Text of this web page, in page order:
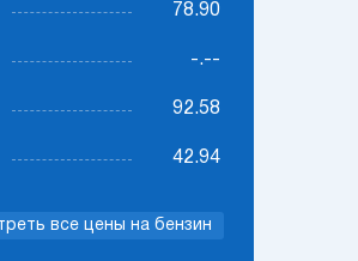
78.90
-.--
92.58
42.94
все цены на бензин